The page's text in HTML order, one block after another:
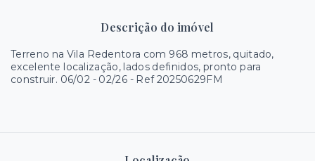
Descrição do imóvel
Terreno na Vila Redentora com 968 metros, quitado,
excelente localização, lados definidos, pronto para
construir. 06/02 - 02/26 - Ref 20250629FM